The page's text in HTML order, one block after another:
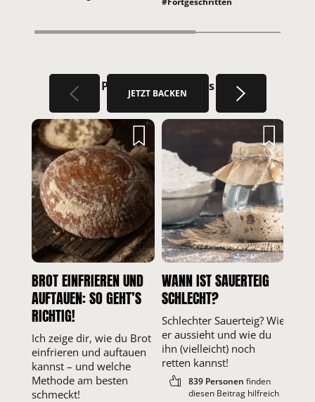
JETZT BACKEN
Passende Brothacks
BROT EINFRIEREN UND
AUFTAUEN: SO GEHT’S
RICHTIG!
Ich zeige dir, wie du Brot
einfrieren und auftauen
kannst – und welche
Methode am besten
schmeckt!
WANN IST SAUERTEIG
SCHLECHT?
Schlechter Sauerteig? Wie
er aussieht und wie du
ihn (vielleicht) noch
retten kannst!
839 Personen finden
diesen Beitrag hilfreich